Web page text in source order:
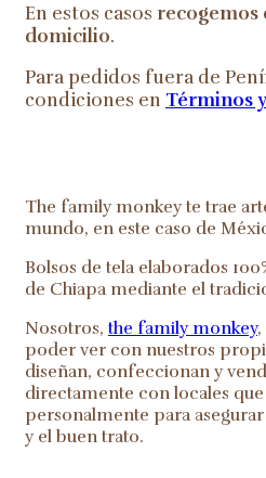
En estos casos recogemos
domicilio.
Para pedidos fuera de
condiciones en Términos
The family monkey te trae
mundo, en este caso de
Bolsos de tela elaborados
de Chiapa mediante el
Nosotros, the family monkey,
poder ver con nuestros
diseñan, confeccionan y
directamente con locales
personalmente para
y el buen trato.